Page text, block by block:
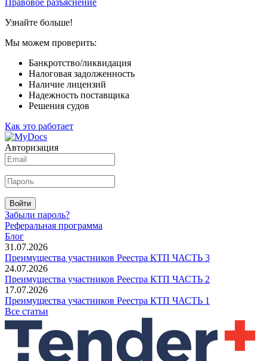
Узнайте больше!
Мы можем проверить:
Банкротство/ликвидация
Налоговая задолженность
Наличие лицензий
Надежность поставщика
Решения судов
Как это работает
Авторизация
Войти
Забыли пароль?
Реферальная программа
Блог
31.07.2026
Преимущества участников Реестра КТП ЧАСТЬ 3
24.07.2026
Преимущества участников Реестра КТП ЧАСТЬ 2
17.07.2026
Преимущества участников Реестра КТП ЧАСТЬ 1
Все статьи